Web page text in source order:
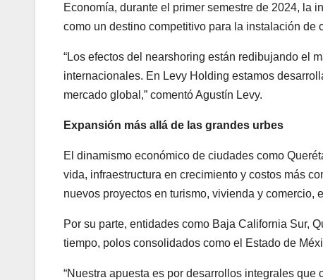
Economía, durante el primer semestre de 2024, la
como un destino competitivo para la instalación
“Los efectos del nearshoring están redibujando el
internacionales. En Levy Holding estamos
mercado global,” comentó Agustín Levy.
Expansión más allá de las grandes urbes
El dinamismo económico de ciudades como
vida, infraestructura en crecimiento y costos más
nuevos proyectos en turismo, vivienda y
Por su parte, entidades como Baja California Sur,
tiempo, polos consolidados como el Estado de
“Nuestra apuesta es por desarrollos integrales